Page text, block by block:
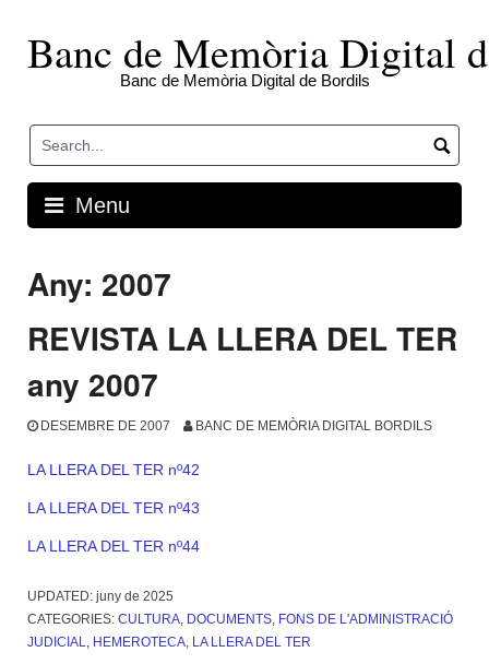
contentBanc de Memòria Digital
Banc de Memòria Digital de Bordils
Menu
Any: 2007
REVISTA LA LLERA DEL TER
any 2007
DESEMBRE DE 2007 BANC DE MEMÒRIA DIGITAL BORDILS
LA LLERA DEL TER nº42
LA LLERA DEL TER nº43
LA LLERA DEL TER nº44
UPDATED: juny de 2025
CATEGORIES: CULTURA DOCUMENTS FONS DE L'ADMINISTRACIÓ
JUDICIAL
HEMEROTECA LA LLERA DEL TER